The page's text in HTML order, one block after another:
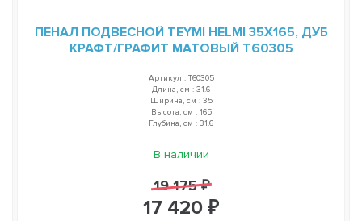
ПЕНАЛ ПОДВЕСНОЙ TEYMI HELMI 35Х165, ДУБ
КРАФТ/ГРАФИТ МАТОВЫЙ T60305
Артикул : T60305
Длина, см : 31.6
Ширина, см : 35
Высота, см : 165
Глубина, см : 31.6
В наличии
19 175 ₽
17 420 ₽